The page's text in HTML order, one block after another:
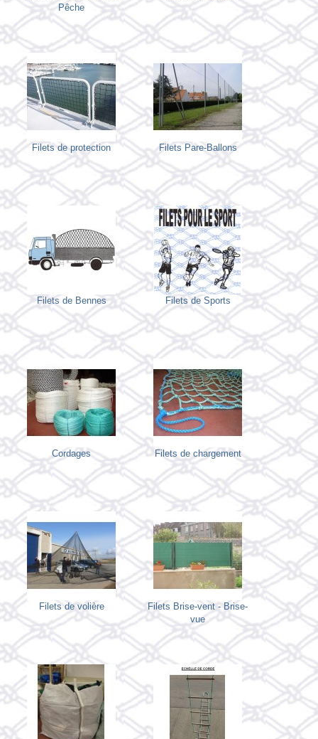
Pêche
Filets de protection Filets Pare-Ballons
Filets de Bennes Filets de Sports
Cordages Filets de chargement
Filets de volière
Filets Brise-vent - Brise-
vue